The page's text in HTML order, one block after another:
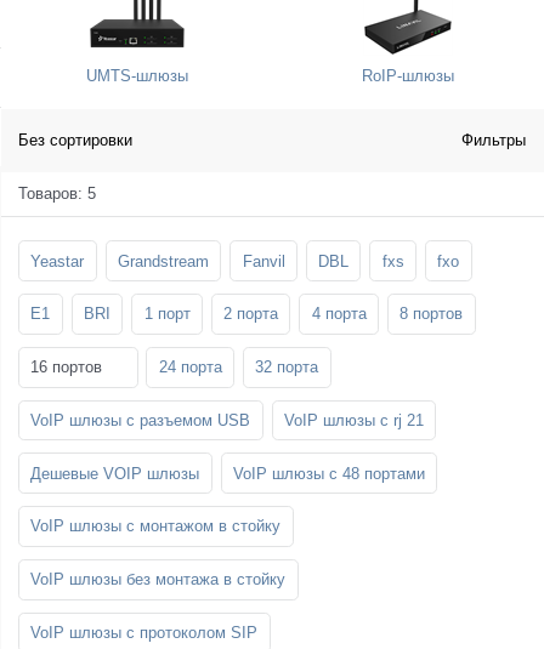
UMTS-шлюзы RoIP-шлюзы
Без сортировки Фильтры
Товаров: 5
Yeastar Grandstream Fanvil DBL fxs fxo
E1 BRI 1 порт 2 порта 4 порта 8 портов
16 портов 24 порта 32 порта
VoIP шлюзы с разъемом USB VoIP шлюзы с rj 21
Дешевые VOIP шлюзы VoIP шлюзы с 48 портами
VoIP шлюзы с монтажом в стойку
VoIP шлюзы без монтажа в стойку
VoIP шлюзы с протоколом SIP
Стойки и крепления для панелей и
телевизоров
Шахтные телефоны
SFP-модули
3G/4G LTE и ADSL модемы
Мобильные телефоны